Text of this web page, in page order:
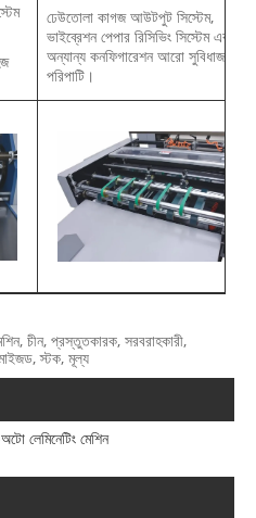
ঢেউতোলা কাগজ আউটপুট সিস্টেম,
ভাইব্রেশন পেপার রিসিভিং সিস্টেম এবং
অন্যান্য কনফিগারেশন আরো সুবিধাজনক
পরিপাটি।
চীন, প্রস্তুতকারক, সরবরাহকারী,
স্টক, মূল্য
লেমিনেটিং মেশিন